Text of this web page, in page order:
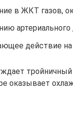
в ЖКТ газов,
артериального
действие
оказывает